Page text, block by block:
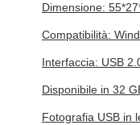
Dimensione:
Compatibilità:
Interfaccia: USB
Disponibile in 32
Fotografia USB in